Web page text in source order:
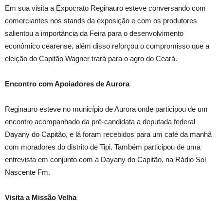
Em sua visita a Expocrato Reginauro esteve conversando com
comerciantes nos stands da exposição e com os produtores
salientou a importância da Feira para o desenvolvimento
econômico cearense, além disso reforçou o compromisso que a
eleição do Capitão Wagner trará para o agro do Ceará.
Encontro com Apoiadores de Aurora
Reginauro esteve no município de Aurora onde participou de um
encontro acompanhado da pré-candidata a deputada federal
Dayany do Capitão, e lá foram recebidos para um café da manhã
com moradores do distrito de Tipi. Também participou de uma
entrevista em conjunto com a Dayany do Capitão, na Rádio Sol
Nascente Fm.
Visita a Missão Velha